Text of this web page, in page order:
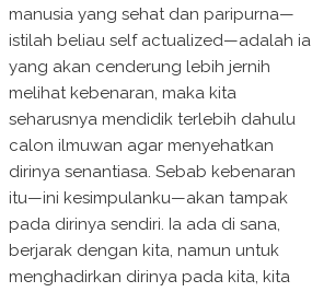
manusia yang sehat dan paripurna—
istilah beliau self actualized—adalah ia
yang akan cenderung lebih jernih
melihat kebenaran, maka kita
seharusnya mendidik terlebih dahulu
calon ilmuwan agar menyehatkan
dirinya senantiasa. Sebab kebenaran
itu—ini kesimpulanku—akan tampak
pada dirinya sendiri. Ia ada di sana,
berjarak dengan kita, namun untuk
menghadirkan dirinya pada kita, kita